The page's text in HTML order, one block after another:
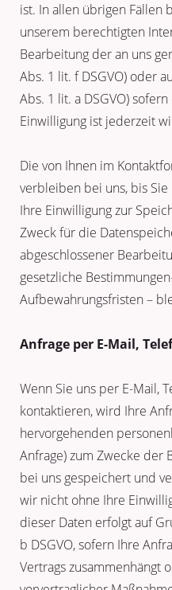
ist. In allen übrigen Fällen
unserem berechtigten
Bearbeitung der an uns
Abs. 1 lit. f DSGVO) oder
Abs. 1 lit. a DSGVO)
Einwilligung ist jederzeit
Die von Ihnen im
verbleiben bei uns, bis
Ihre Einwilligung zur
Zweck für die
abgeschlossener
gesetzliche
Aufbewahrungsfristen –
Anfrage per E-Mail,
Wenn Sie uns per E-Mail,
kontaktieren, wird Ihre
hervorgehenden
Anfrage) zum Zwecke der
bei uns gespeichert und
wir nicht ohne Ihre
dieser Daten erfolgt auf
b DSGVO, sofern Ihre
Vertrags zusammenhängt